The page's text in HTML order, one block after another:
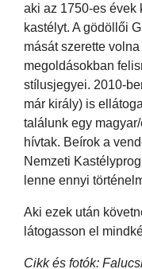
aki az 1750-es évek
kastélyt. A gödöllői
mását szerette
megoldásokban
stílusjegyei. 2010-
már király) is
találunk egy
hívtak. Beírok a
Nemzeti
lenne ennyi
Aki ezek után
látogasson el
Cikk és fotók: